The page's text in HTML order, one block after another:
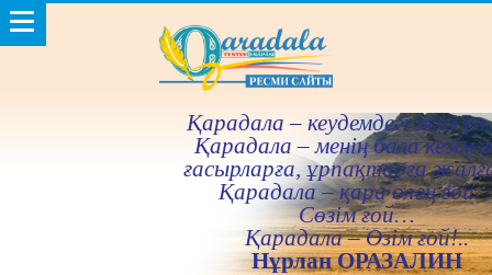
Қарадала – кеудемдегi жез үн
Қарадала – менiң бала кезiм
ғасырларға, ұрпақтарға
Қарадала – қара өлең
Сөзiм ғой…
Қарадала – Өзiм ғой!..
Нұрлан ОРАЗАЛИН